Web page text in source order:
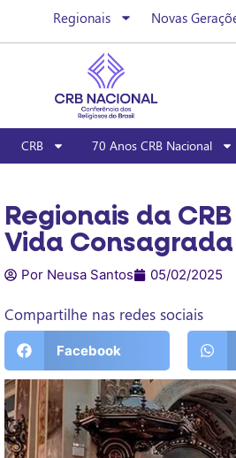
Regionais Novas
CRB 70 Anos CRB Nacional
Regionais da
Vida Consagrada
Por Neusa Santos 05/02/2025
Compartilhe nas redes sociais
Facebook